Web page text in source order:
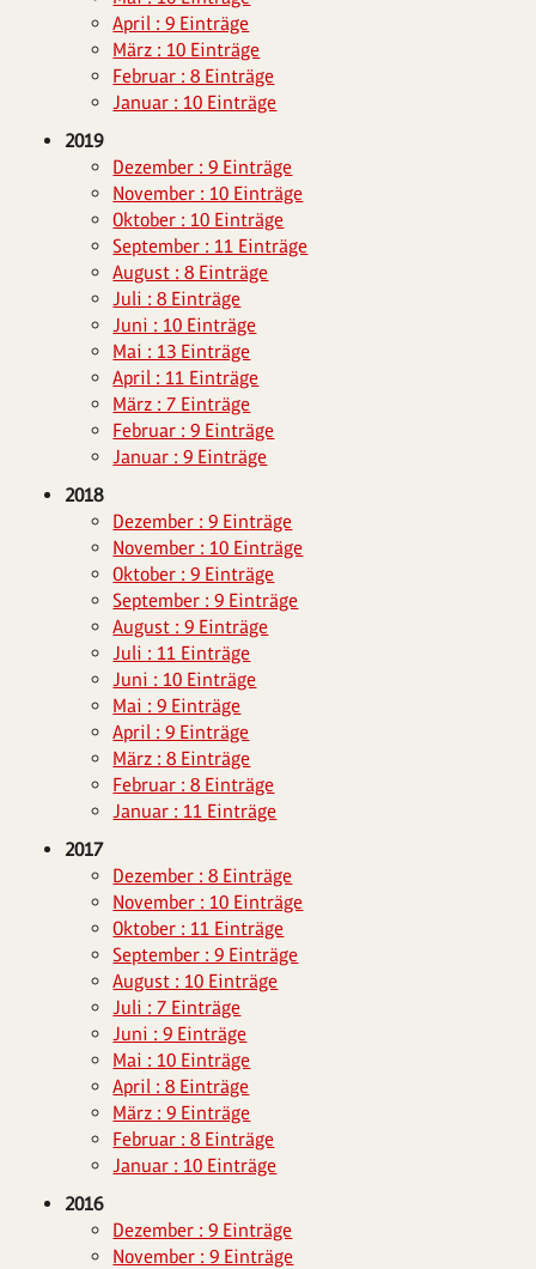
April : 9 Einträge
März : 10 Einträge
Februar : 8 Einträge
Januar : 10 Einträge
2019
Dezember : 9 Einträge
November : 10 Einträge
Oktober : 10 Einträge
September : 11 Einträge
August : 8 Einträge
Juli : 8 Einträge
Juni : 10 Einträge
Mai : 13 Einträge
April : 11 Einträge
März : 7 Einträge
Februar : 9 Einträge
Januar : 9 Einträge
2018
Dezember : 9 Einträge
November : 10 Einträge
Oktober : 9 Einträge
September : 9 Einträge
August : 9 Einträge
Juli : 11 Einträge
Juni : 10 Einträge
Mai : 9 Einträge
April : 9 Einträge
März : 8 Einträge
Februar : 8 Einträge
Januar : 11 Einträge
2017
Dezember : 8 Einträge
November : 10 Einträge
Oktober : 11 Einträge
September : 9 Einträge
August : 10 Einträge
Juli : 7 Einträge
Juni : 9 Einträge
Mai : 10 Einträge
April : 8 Einträge
März : 9 Einträge
Februar : 8 Einträge
Januar : 10 Einträge
2016
Dezember : 9 Einträge
November : 9 Einträge